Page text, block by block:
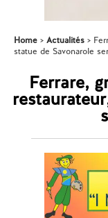
Home Actualités
statue de Savonarole
Ferrare,